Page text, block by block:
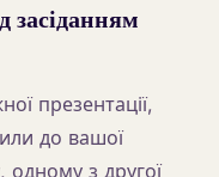
засіданням
презентації,
до вашої
одному з другої